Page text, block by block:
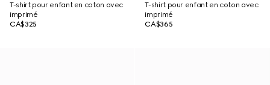
T-shirt pour enfant en coton avec
imprimé
CA$325
T-shirt pour enfant en coton avec
imprimé
CA$365